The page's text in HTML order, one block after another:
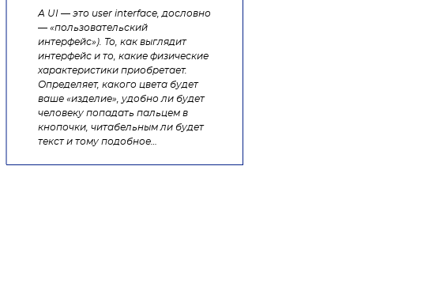
А UI — это user interface, дословно
— «пользовательский
интерфейс»). То, как выглядит
интерфейс и то, какие физические
характеристики приобретает.
Определяет, какого цвета будет
ваше «изделие», удобно ли будет
человеку попадать пальцем в
кнопочки, читабельным ли будет
текст и тому подобное…